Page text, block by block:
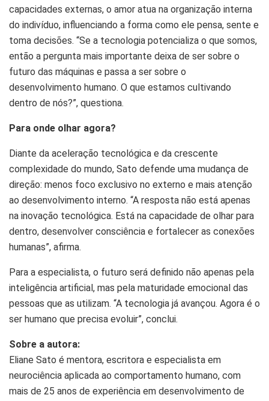
capacidades externas, o amor atua na organização interna
do indivíduo, influenciando a forma como ele pensa, sente e
toma decisões. “Se a tecnologia potencializa o que somos,
então a pergunta mais importante deixa de ser sobre o
futuro das máquinas e passa a ser sobre o
desenvolvimento humano. O que estamos cultivando
dentro de nós?”, questiona.
Para onde olhar agora?
Diante da aceleração tecnológica e da crescente
complexidade do mundo, Sato defende uma mudança de
direção: menos foco exclusivo no externo e mais atenção
ao desenvolvimento interno. “A resposta não está apenas
na inovação tecnológica. Está na capacidade de olhar para
dentro, desenvolver consciência e fortalecer as conexões
humanas”, afirma.
Para a especialista, o futuro será definido não apenas pela
inteligência artificial, mas pela maturidade emocional das
pessoas que as utilizam. “A tecnologia já avançou. Agora é o
ser humano que precisa evoluir”, conclui.
Sobre a autora:
Eliane Sato é mentora, escritora e especialista em
neurociência aplicada ao comportamento humano, com
mais de 25 anos de experiência em desenvolvimento de